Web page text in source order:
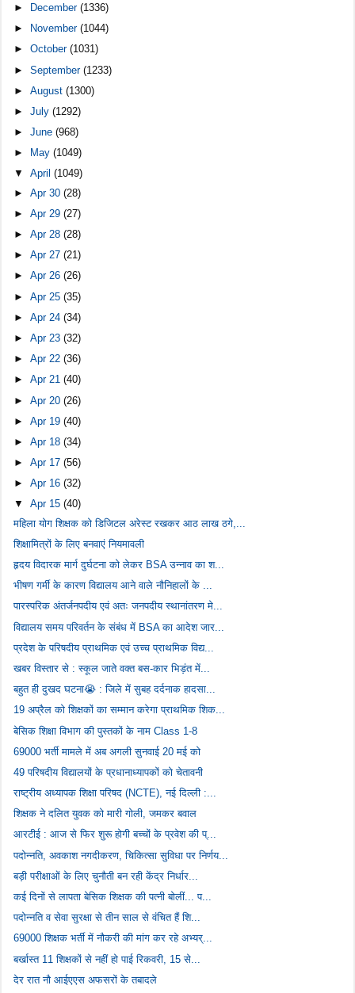
►
December(1336)
►
November(1044)
►October(1031)
►September(1233)
►August(1300)
►July(1292)
►June(968)
►
May(1049)
▼April(1049)
►Apr 30(28)
►Apr 29(27)
►Apr 28(28)
►Apr 27(21)
►Apr 26(26)
►Apr 25(35)
►Apr 24(34)
►Apr 23(32)
►Apr 22(36)
►Apr 21(40)
►Apr 20(26)
►Apr 19(40)
►Apr 18(34)
►Apr 17(56)
►Apr 16(32)
▼Apr 15(40)
महिला योग शिक्षक को डिजिटल अरेस्ट रखकर आठ लाख ठगे,...
शिक्षामित्रों के लिए बनवाएं नियमावली
हृदय विदारक मार्ग दुर्घटना को लेकर BSA उन्नाव का श...
भीषण गर्मी के कारण विद्यालय आने वाले नौनिहालों के ...
पारस्परिक अंतर्जनपदीय एवं अतः जनपदीय स्थानांतरण मे...
विद्यालय समय परिवर्तन के संबंध में BSA का आदेश जार...
प्रदेश के परिषदीय प्राथमिक एवं उच्च प्राथमिक विद्य...
खबर विस्तार से : स्कूल जाते वक्त बस-कार भिड़ंत में...
बहुत ही दुखद घटना😭 : जिले में सुबह दर्दनाक हादसा...
19 अप्रैल को शिक्षकों का सम्मान करेगा प्राथमिक शिक...
बेसिक शिक्षा विभाग की पुस्तकों के नाम Class 1-8
69000 भर्ती मामले में अब अगली सुनवाई 20 मई को
49 परिषदीय विद्यालयों के प्रधानाध्यापकों को चेतावनी
राष्ट्रीय अध्यापक शिक्षा परिषद (NCTE), नई दिल्ली :...
शिक्षक ने दलित युवक को मारी गोली, जमकर बवाल
आरटीई : आज से फिर शुरू होगी बच्चों के प्रवेश की प्...
पदोन्नति, अवकाश नगदीकरण, चिकित्सा सुविधा पर निर्णय...
बड़ी परीक्षाओं के लिए चुनौती बन रही केंद्र निर्धार...
कई दिनों से लापता बेसिक शिक्षक की पत्नी बोलीं... प...
पदोन्नति व सेवा सुरक्षा से तीन साल से वंचित हैं शि...
69000 शिक्षक भर्ती में नौकरी की मांग कर रहे अभ्यर्...
बर्खास्त 11 शिक्षकों से नहीं हो पाई रिकवरी, 15 से...
देर रात नौ आईएएस अफसरों के तबादले